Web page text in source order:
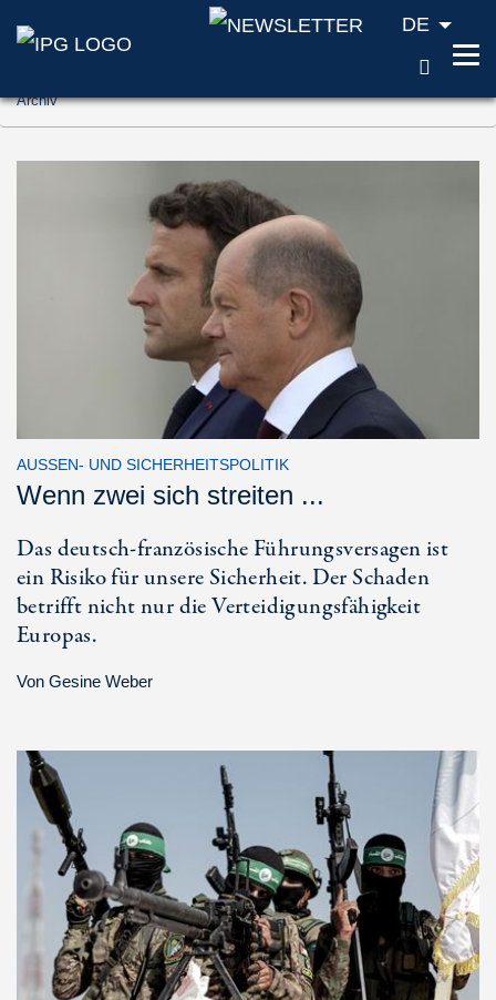
Zum Inhalt springen (Accesskey '1')
Zur Suche springen (Accesskey '2')
Zur Navigation springen (Accesskey '3')
DE
Archiv
AUSSEN- UND SICHERHEITSPOLITIK
Wenn zwei sich streiten ...
Das deutsch-französische Führungsversagen ist
ein Risiko für unsere Sicherheit. Der Schaden
betrifft nicht nur die Verteidigungsfähigkeit
Europas.
Von Gesine Weber